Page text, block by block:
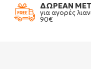
ΔΩΡΕΑΝ
για αγορές
90€